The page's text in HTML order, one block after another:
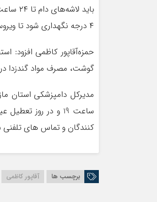
۴ درجه نگهداری شود تا ویروس از بین رفته و پس از آن قابل‌استفاده است.
حمزه‌آقاپور کاظمی
گوشت، مصرف مواد گندزدا
مدیرکل دامپزشکی استان
کنندگان و تماس های تلفنی
برچسب ها آقاپور کاظمی